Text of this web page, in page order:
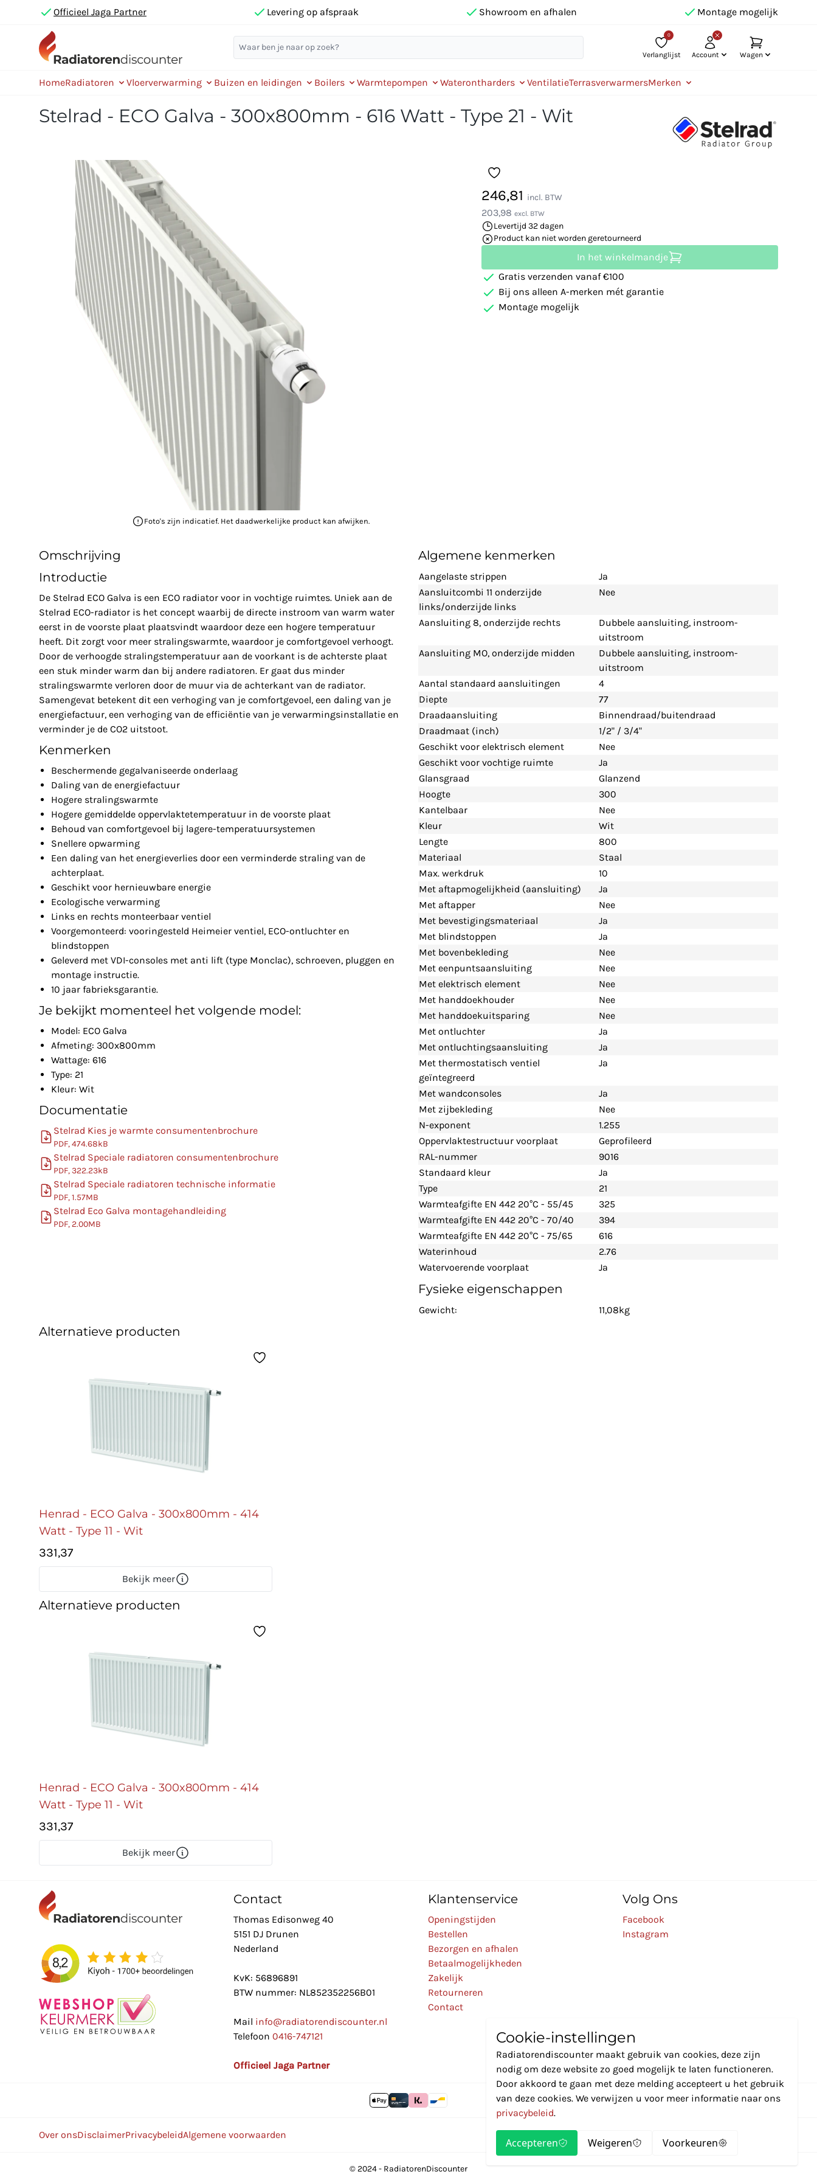
Officieel Jaga Partner Levering op afspraak Showroom en afhalen Montage mogelijk
0
Verlanglijst Account Wagen
HomeRadiatoren Vloerverwarming Buizen en leidingen Boilers Warmtepompen Waterontharders VentilatieTerrasverwarmersMerken
Stelrad - ECO Galva - 300x800mm - 616 Watt - Type 21 - Wit
Foto's zijn indicatief. Het daadwerkelijke product kan afwijken.
246,81 incl. BTW
203,98 excl. BTW
Levertijd 32 dagen
Product kan niet worden geretourneerd
In het winkelmandje
Gratis verzenden vanaf €100
Bij ons alleen A-merken mét garantie
Montage mogelijk
Omschrijving
Introductie
De Stelrad ECO Galva is een ECO radiator voor in vochtige ruimtes. Uniek aan de
Stelrad ECO-radiator is het concept waarbij de directe instroom van warm water
eerst in de voorste plaat plaatsvindt waardoor deze een hogere temperatuur
heeft. Dit zorgt voor meer stralingswarmte, waardoor je comfortgevoel verhoogt.
Door de verhoogde stralingstemperatuur aan de voorkant is de achterste plaat
een stuk minder warm dan bij andere radiatoren. Er gaat dus minder
stralingswarmte verloren door de muur via de achterkant van de radiator.
Samengevat betekent dit een verhoging van je comfortgevoel, een daling van je
energiefactuur, een verhoging van de efficiëntie van je verwarmingsinstallatie en
verminder je de CO2 uitstoot.
Kenmerken
Beschermende gegalvaniseerde onderlaag
Daling van de energiefactuur
Hogere stralingswarmte
Hogere gemiddelde oppervlaktetemperatuur in de voorste plaat
Behoud van comfortgevoel bij lagere-temperatuursystemen
Snellere opwarming
Een daling van het energieverlies door een verminderde straling van de
achterplaat.
Geschikt voor hernieuwbare energie
Ecologische verwarming
Links en rechts monteerbaar ventiel
Voorgemonteerd: vooringesteld Heimeier ventiel, ECO-ontluchter en
blindstoppen
Geleverd met VDI-consoles met anti lift (type Monclac), schroeven, pluggen en
montage instructie.
10 jaar fabrieksgarantie.
Je bekijkt momenteel het volgende model:
Model: ECO Galva
Afmeting: 300x800mm
Wattage: 616
Type: 21
Kleur: Wit
Documentatie
Stelrad Kies je warmte consumentenbrochure
PDF, 474.68kB
Stelrad Speciale radiatoren consumentenbrochure
PDF, 322.23kB
Stelrad Speciale radiatoren technische informatie
PDF, 1.57MB
Stelrad Eco Galva montagehandleiding
PDF, 2.00MB
Algemene kenmerken
Aangelaste strippen
Ja
Aansluitcombi 11 onderzijde
links/onderzijde links
Nee
Aansluiting 8, onderzijde rechts
Dubbele aansluiting, instroom-
uitstroom
Aansluiting MO, onderzijde midden
Dubbele aansluiting, instroom-
uitstroom
Aantal standaard aansluitingen
4
Diepte
77
Draadaansluiting
Binnendraad/buitendraad
Draadmaat (inch)
1/2" / 3/4"
Geschikt voor elektrisch element
Nee
Geschikt voor vochtige ruimte
Ja
Glansgraad
Glanzend
Hoogte
300
Kantelbaar
Nee
Kleur
Wit
Lengte
800
Materiaal
Staal
Max. werkdruk
10
Met aftapmogelijkheid (aansluiting)
Ja
Met aftapper
Nee
Met bevestigingsmateriaal
Ja
Met blindstoppen
Ja
Met bovenbekleding
Nee
Met eenpuntsaansluiting
Nee
Met elektrisch element
Nee
Met handdoekhouder
Nee
Met handdoekuitsparing
Nee
Met ontluchter
Ja
Met ontluchtingsaansluiting
Ja
Met thermostatisch ventiel
geïntegreerd
Ja
Met wandconsoles
Ja
Met zijbekleding
Nee
N-exponent
1.255
Oppervlaktestructuur voorplaat
Geprofileerd
RAL-nummer
9016
Standaard kleur
Ja
Type
21
Warmteafgifte EN 442 20°C - 55/45
325
Warmteafgifte EN 442 20°C - 70/40
394
Warmteafgifte EN 442 20°C - 75/65
616
Waterinhoud
2.76
Watervoerende voorplaat
Ja
Fysieke eigenschappen
Gewicht: 11,08kg
Alternatieve producten
Henrad - ECO Galva - 300x800mm - 414
Watt - Type 11 - Wit
331,37
Bekijk meer
Alternatieve producten
Henrad - ECO Galva - 300x800mm - 414
Watt - Type 11 - Wit
331,37
Bekijk meer
Contact
Thomas Edisonweg 40
5151 DJ Drunen
Nederland
KvK: 56896891
BTW nummer: NL852352256B01
Mail info@radiatorendiscounter.nl
Telefoon 0416-747121
Officieel Jaga Partner
Klantenservice
Openingstijden
Bestellen
Bezorgen en afhalen
Betaalmogelijkheden
Zakelijk
Retourneren
Contact
Volg Ons
Facebook
Instagram
Over onsDisclaimerPrivacybeleidAlgemene voorwaarden
© 2024 - RadiatorenDiscounter
Cookie-instellingen
Radiatorendiscounter maakt gebruik van cookies, deze zijn
nodig om deze website zo goed mogelijk te laten functioneren.
Door akkoord te gaan met deze melding accepteert u het gebruik
van deze cookies. We verwijzen u voor meer informatie naar ons
privacybeleid.
Accepteren Weigeren Voorkeuren